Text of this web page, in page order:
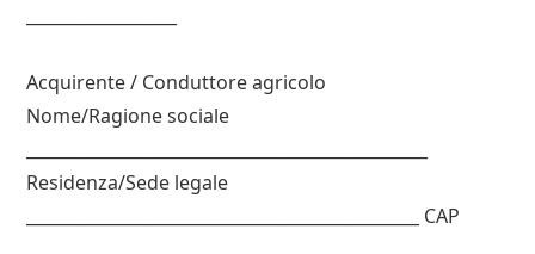
Acquirente / Conduttore agricolo
Nome/Ragione sociale
Residenza/Sede legale
_______________________________________________ CAP